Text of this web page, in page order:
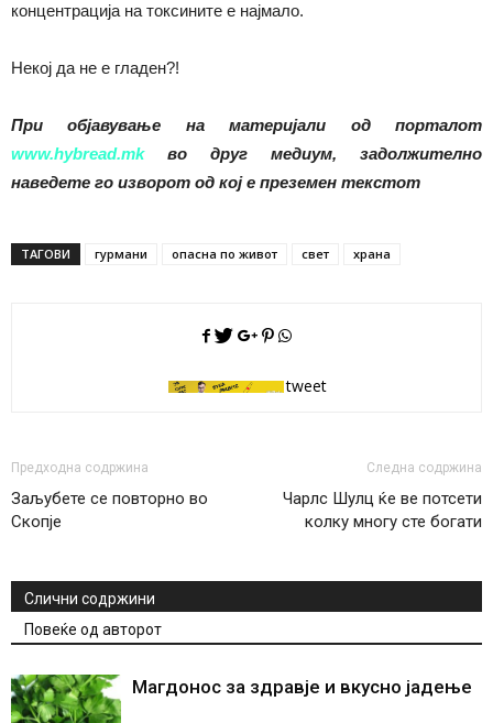
концентрација на токсините е најмало.
Некој да не е гладен?!
При објавување на материјали од порталот
www.hybread.mkво друг медиум, задолжително
наведете го изворот од кој е преземен текстот
ТАГОВИ гурмани опасна по живот свет храна
tweet
Предходна содржина
Заљубете се повторно во
Скопје
Следна содржина
Чарлс Шулц ќе ве потсети
колку многу сте богати
Слични содржини
Повеќе од авторот
Магдонос за здравје и вкусно јадење